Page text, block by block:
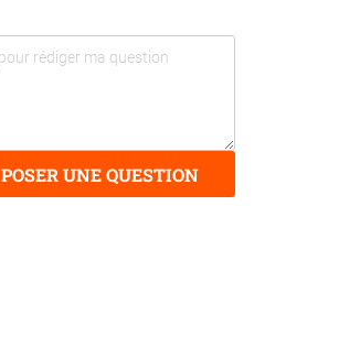
POSER UNE QUESTION